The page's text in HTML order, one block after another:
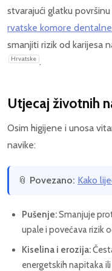
stvarajući glatku
rvatske komore
smanjiti rizik od karijesa
Hrvatske .
Utjecaj životnih
Osim higijene i unosa
navike:
📎 Povezano: Kako
Pušenje:Smanjuje
upale i povećava rizik
Kiselina i erozija:
energetskih napitaka